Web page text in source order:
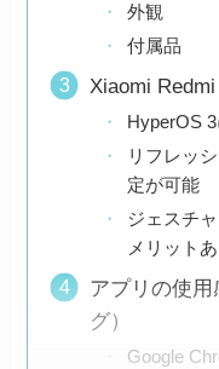
外観
付属品
Xiaomi
HyperOS
リフレッ
定が可能
ジェスチ
メリットあ
アプリの使
グ）
Google